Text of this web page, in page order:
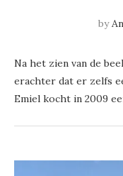
by
Na het zien van de
erachter dat er zelfs
Emiel kocht in 2009